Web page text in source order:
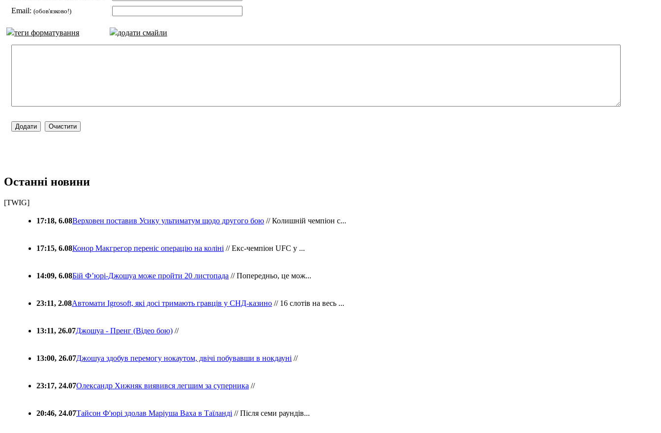
Email: (обов'язково!)
теги форматування додати смайли
Останні новини
[TWIG]
17:18, 6.08Верховен поставив Усику ультиматум щодо другого бою // Колишній чемпіон с...
17:15, 6.08Конор Макгрегор переніс операцію на коліні // Екс-чемпіон UFC у ...
14:09, 6.08Бій Ф’юрі-Джошуа може пройти 20 листопада // Попередньо, це мож...
23:11, 2.08Автомати Igrosoft, які досі тримають гравців у СНД-казино // 16 слотів на весь ...
13:11, 26.07Джошуа - Пренг (Відео бою) //
13:00, 26.07Джошуа здобув перемогу нокаутом, двічі побувавши в нокдауні //
23:17, 24.07Олександр Хижняк виявився легшим за суперника //
20:46, 24.07Тайсон Ф'юрі здолав Маріуша Ваха в Таїланді // Після семи раундів...